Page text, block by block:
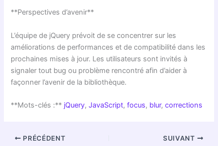
**Perspectives d’avenir**
L’équipe de jQuery prévoit de se concentrer sur les
améliorations de performances et de compatibilité dans les
prochaines mises à jour. Les utilisateurs sont invités à
signaler tout bug ou problème rencontré afin d’aider à
façonner l’avenir de la bibliothèque.
**Mots-clés :** jQuery,JavaScript,focus, blur,corrections
PRÉCÉDENT SUIVANT